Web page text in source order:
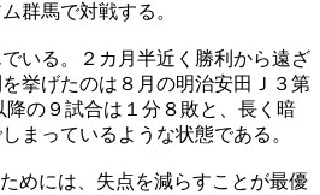
群馬で対戦する。
いる。２カ月半近く勝利から遠ざ
挙げたのは８月の明治安田Ｊ３第
降の９試合は１分８敗と、長く暗
まっているような状態である。
めには、失点を減らすことが最優